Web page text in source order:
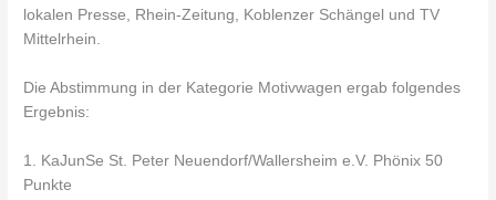
lokalen Presse, Rhein-Zeitung, Koblenzer Schängel und TV
Mittelrhein.
Die Abstimmung in der Kategorie Motivwagen ergab folgendes
Ergebnis:
1. KaJunSe St. Peter Neuendorf/Wallersheim e.V. Phönix 50
Punkte